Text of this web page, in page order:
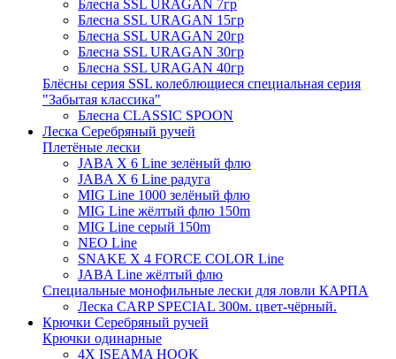
Блесна SSL URAGAN 7гр
Блесна SSL URAGAN 15гр
Блесна SSL URAGAN 20гр
Блесна SSL URAGAN 30гр
Блесна SSL URAGAN 40гр
Блёсны серия SSL колеблющиеся специальная серия
"Забытая классика"
Блесна CLASSIC SPOON
Леска Серебряный ручей
Плетёные лески
JABA X 6 Line зелёный флю
JABA X 6 Line радуга
MIG Line 1000 зелёный флю
MIG Line жёлтый флю 150m
MIG Line серый 150m
NEO Line
SNAKE X 4 FORCE COLOR Line
JABA Line жёлтый флю
Специальные монофильные лески для ловли КАРПА
Леска CARP SPECIAL 300м. цвет-чёрный.
Крючки Серебряный ручей
Крючки одинарные
4X ISEAMA HOOK